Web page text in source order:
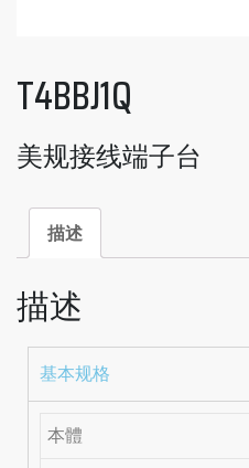
T4BBJ1Q
美规接线端子台
描述
描述
基本规格
本體